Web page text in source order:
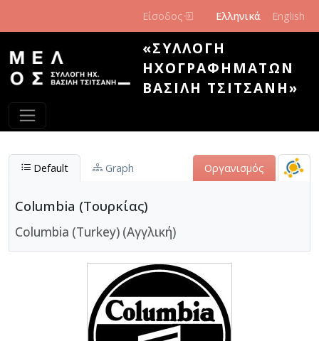
Είσοδος Ελληνικά English
«ΣΥΛΛΟΓΉ
ΗΧΟΓΡΑΦΗΜΆΤΩΝ
ΒΑΣΊΛΗ ΤΣΙΤΣΆΝΗ»
Default Graph Οργανισμός
Columbia (Τουρκίας)
Columbia (Turkey) (Αγγλική)